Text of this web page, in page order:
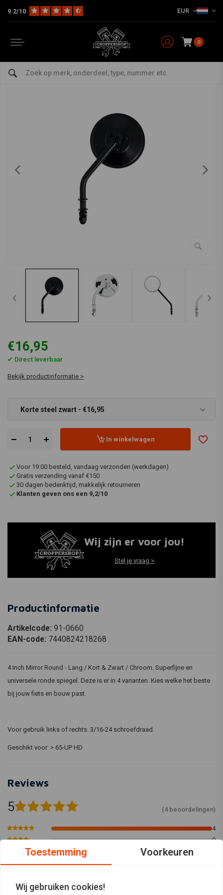
9.2/10 EUR
0
Multi-fit Spiegels 4 Inch Spiegel Rond - Lang / Kort & Zwart / Chroom
4 Inch Spiegel Rond - Lang / Kort & Zwart /
Chroom
€16,95
✔ Direct leverbaar
Bekijk productinformatie >
Korte steel zwart - €16,95
In winkelwagen
Voor 19:00 besteld, vandaag verzonden (werkdagen)
Gratis verzending vanaf €150
30 dagen bedenktijd, makkelijk retourneren
Klanten geven ons een 9,2/10
Wij zijn er voor jou!
Stel je vraag >
Productinformatie
Artikelcode: 91-0660
EAN-code: 7440824218268
4 Inch Mirror Round - Lang / Kort & Zwart / Chroom. Superfijne en
universele ronde spiegel. Deze is er in 4 varianten. Kies welke het beste
bij jouw fiets en bouw past.
Voor gebruik links of rechts. 3/16-24 schroefdraad.
Geschikt voor: > 65-UP HD
Reviews
5 (4 beoordelingen)
4
0
Toestemming Voorkeuren
Wij gebruiken cookies!